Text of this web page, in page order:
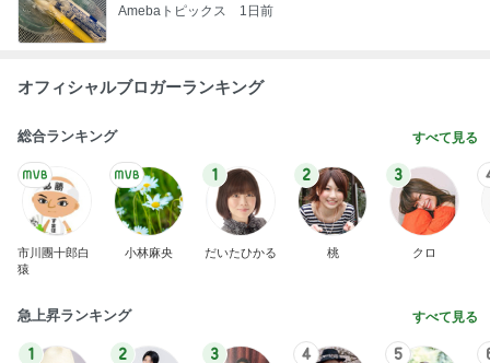
Amebaトピックス 1日前
オフィシャルブロガーランキング
総合ランキング すべて見る
市川團十郎白
猿
小林麻央
1
だいたひかる
2
桃
3
クロ
急上昇ランキング すべて見る
1 2 3 4 5